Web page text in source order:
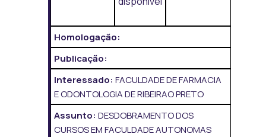
Homologação:
Publicação:
Interessado: FACULDADE DE FARMACIA
E ODONTOLOGIA DE RIBEIRAO PRETO
Assunto: DESDOBRAMENTO DOS
CURSOS EM FACULDADE AUTONOMAS